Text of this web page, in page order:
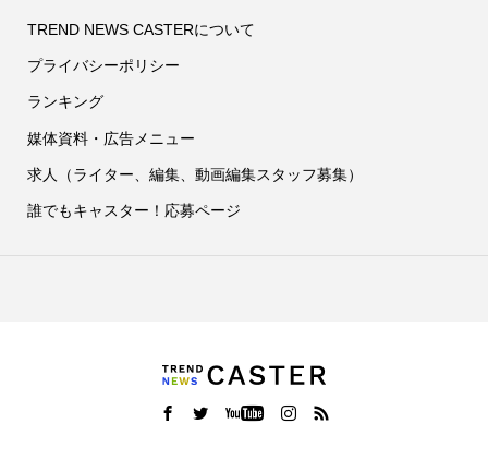
TREND NEWS CASTERについて
プライバシーポリシー
ランキング
媒体資料・広告メニュー
求人（ライター、編集、動画編集スタッフ募集）
誰でもキャスター！応募ページ